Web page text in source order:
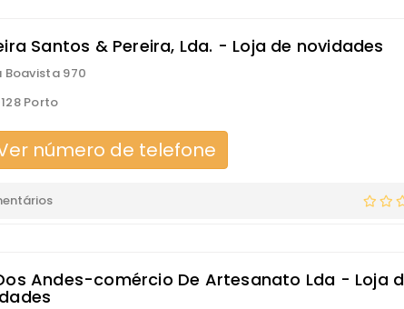
Santos & Pereira, Lda. - Loja de novidades
Boavista 970
Porto
número de telefone
Andes-comércio De Artesanato Lda - Loja